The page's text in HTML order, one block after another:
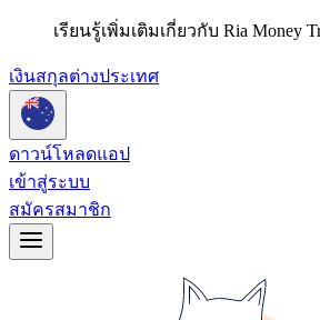
เรียนรู้เพิ่มเติมเกี่ยวกับ Ria
เงินสกุลต่างประเทศ
ดาวน์โหลดแอป
เข้าสู่ระบบ
สมัครสมาชิก